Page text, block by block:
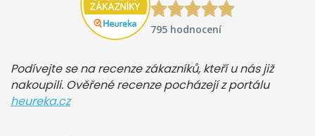
795 hodnocení
Podívejte se na recenze zákazníků, kteří u nás již
nakoupili. Ověřené recenze pocházejí z portálu
heureka.cz